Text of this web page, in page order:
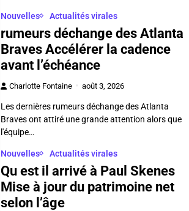
Nouvelles Actualités virales
rumeurs déchange des Atlanta
Braves Accélérer la cadence
avant l’échéance
Charlotte Fontaine août 3, 2026
Les dernières rumeurs déchange des Atlanta
Braves ont attiré une grande attention alors que
l'équipe…
Nouvelles Actualités virales
Qu est il arrivé à Paul Skenes
Mise à jour du patrimoine net
selon l’âge